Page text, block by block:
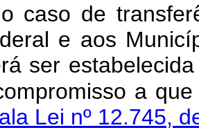
de
e aos
ser
a
Lei nº 12.745,